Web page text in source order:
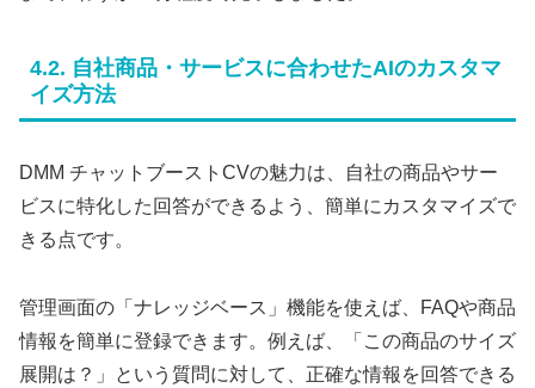
4.2. 自社商品・サービスに合わせたAIのカスタマ
イズ方法
DMM チャットブーストCVの魅力は、自社の商品やサー
ビスに特化した回答ができるよう、簡単にカスタマイズで
きる点です。
管理画面の「ナレッジベース」機能を使えば、FAQや商品
情報を簡単に登録できます。例えば、「この商品のサイズ
展開は？」という質問に対して、正確な情報を回答できる